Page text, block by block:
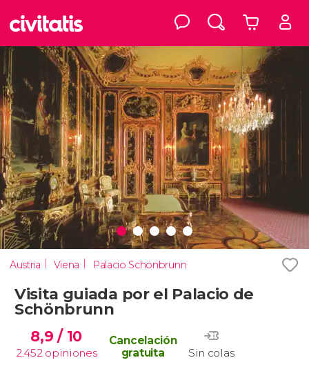
Austria Viena Palacio Schönbrunn
Visita guiada por el Palacio de
Schönbrunn
8,9/ 10
2.452 opiniones Sin colas
Cancelación
gratuita